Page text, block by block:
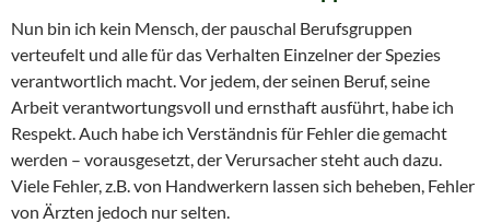
Nun bin ich kein Mensch, der pauschal Berufsgruppen
verteufelt und alle für das Verhalten Einzelner der Spezies
verantwortlich macht. Vor jedem, der seinen Beruf, seine
Arbeit verantwortungsvoll und ernsthaft ausführt, habe ich
Respekt. Auch habe ich Verständnis für Fehler die gemacht
werden – vorausgesetzt, der Verursacher steht auch dazu.
Viele Fehler, z.B. von Handwerkern lassen sich beheben, Fehler
von Ärzten jedoch nur selten.